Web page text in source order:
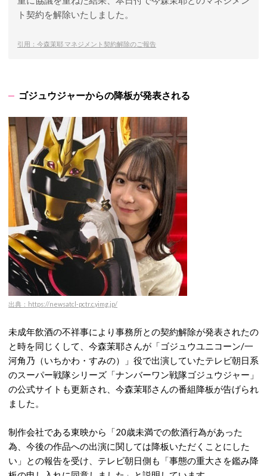
ト契約を解除いたしました。
引用：今森茉耶 マネジメント契約解除のご報告
ゴジュウジャーからの降板が発表される
出典：https://newsatcl-pctr.c.yimg.jp/
未成年飲酒の不祥事により事務所との契約解除が発表されたの
と時を同じくして、今森茉耶さんが「ゴジュウユニコーン/一
河角乃（いちかわ・すみの）」役で出演していたテレビ朝日系
のスーパー戦隊シリーズ「ナンバーワン戦隊ゴジュウジャー」
の公式サイトも更新され、今森茉耶さんの番組降板が告げられ
ました。
制作会社である東映から「20歳未満での飲酒行為があった
為、今後の作品への出演に関しては降板いただくことにした
い」との報告を受け、テレビ朝日側も「事態の重大さを鑑み降